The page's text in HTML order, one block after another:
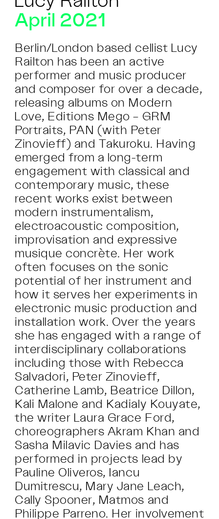
April 2021
Berlin/London based cellist Lucy
Railton has been an active
performer and music producer
and composer for over a decade,
releasing albums on Modern
Love, Editions Mego – GRM
Portraits, PAN (with Peter
Zinovieff) and Takuroku. Having
emerged from a long-term
engagement with classical and
contemporary music, these
recent works exist between
modern instrumentalism,
electroacoustic composition,
improvisation and expressive
musique concrète. Her work
often focuses on the sonic
potential of her instrument and
how it serves her experiments in
electronic music production and
installation work. Over the years
she has engaged with a range of
interdisciplinary collaborations
including those with Rebecca
Salvadori, Peter Zinovieff,
Catherine Lamb, Beatrice Dillon,
Kali Malone and Kadialy Kouyate,
the writer Laura Grace Ford,
choreographers Akram Khan and
Sasha Milavic Davies and has
performed in projects lead by
Pauline Oliveros, Iancu
Dumitrescu, Mary Jane Leach,
Cally Spooner, Matmos and
Philippe Parreno. Her involvement